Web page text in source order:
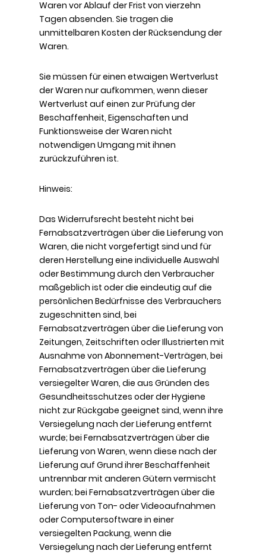
Waren vor Ablauf der Frist von vierzehn
Tagen absenden. Sie tragen die
unmittelbaren Kosten der Rücksendung der
Waren.
Sie müssen für einen etwaigen Wertverlust
der Waren nur aufkommen, wenn dieser
Wertverlust auf einen zur Prüfung der
Beschaffenheit, Eigenschaften und
Funktionsweise der Waren nicht
notwendigen Umgang mit ihnen
zurückzuführen ist.
Hinweis:
Das Widerrufsrecht besteht nicht bei
Fernabsatzverträgen über die Lieferung von
Waren, die nicht vorgefertigt sind und für
deren Herstellung eine individuelle Auswahl
oder Bestimmung durch den Verbraucher
maßgeblich ist oder die eindeutig auf die
persönlichen Bedürfnisse des Verbrauchers
zugeschnitten sind, bei
Fernabsatzverträgen über die Lieferung von
Zeitungen, Zeitschriften oder Illustrierten mit
Ausnahme von Abonnement-Verträgen, bei
Fernabsatzverträgen über die Lieferung
versiegelter Waren, die aus Gründen des
Gesundheitsschutzes oder der Hygiene
nicht zur Rückgabe geeignet sind, wenn ihre
Versiegelung nach der Lieferung entfernt
wurde; bei Fernabsatzverträgen über die
Lieferung von Waren, wenn diese nach der
Lieferung auf Grund ihrer Beschaffenheit
untrennbar mit anderen Gütern vermischt
wurden; bei Fernabsatzverträgen über die
Lieferung von Ton- oder Videoaufnahmen
oder Computersoftware in einer
versiegelten Packung, wenn die
Versiegelung nach der Lieferung entfernt